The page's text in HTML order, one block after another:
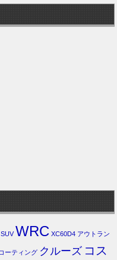
SUV WRC XC60D4 アウトラン
ーティング クルーズ コス